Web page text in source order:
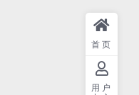
首页
用户